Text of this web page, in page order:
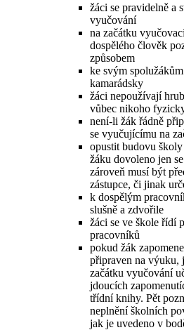
žáci se pravidelně a
vyučování
na začátku
dospělého člověk
způsobem
ke svým
kamarádsky
žáci nepoužívají
vůbec nikoho
není-li žák řádně
se vyučujícímu na
opustit budovu
žáku dovoleno jen
zároveň musí být
zástupce, či jinak
k dospělým
slušně a zdvořile
žáci se ve škole řídí
pracovníků
pokud žák
připraven na výuku,
začátku vyučování
jdoucích
třídní knihy. Pět
neplnění školních
jak je uvedeno v